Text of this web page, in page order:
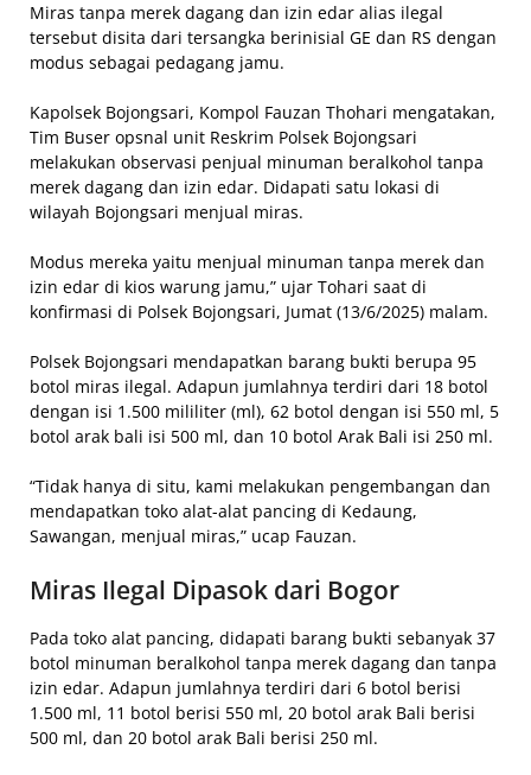
Miras tanpa merek dagang dan izin edar alias ilegal
tersebut disita dari tersangka berinisial GE dan RS dengan
modus sebagai pedagang jamu.
Kapolsek Bojongsari, Kompol Fauzan Thohari mengatakan,
Tim Buser opsnal unit Reskrim Polsek Bojongsari
melakukan observasi penjual minuman beralkohol tanpa
merek dagang dan izin edar. Didapati satu lokasi di
wilayah Bojongsari menjual miras.
Modus mereka yaitu menjual minuman tanpa merek dan
izin edar di kios warung jamu,” ujar Tohari saat di
konfirmasi di Polsek Bojongsari, Jumat (13/6/2025) malam.
Polsek Bojongsari mendapatkan barang bukti berupa 95
botol miras ilegal. Adapun jumlahnya terdiri dari 18 botol
dengan isi 1.500 mililiter (ml), 62 botol dengan isi 550 ml, 5
botol arak bali isi 500 ml, dan 10 botol Arak Bali isi 250 ml.
“Tidak hanya di situ, kami melakukan pengembangan dan
mendapatkan toko alat-alat pancing di Kedaung,
Sawangan, menjual miras,” ucap Fauzan.
Miras Ilegal Dipasok dari Bogor
Pada toko alat pancing, didapati barang bukti sebanyak 37
botol minuman beralkohol tanpa merek dagang dan tanpa
izin edar. Adapun jumlahnya terdiri dari 6 botol berisi
1.500 ml, 11 botol berisi 550 ml, 20 botol arak Bali berisi
500 ml, dan 20 botol arak Bali berisi 250 ml.